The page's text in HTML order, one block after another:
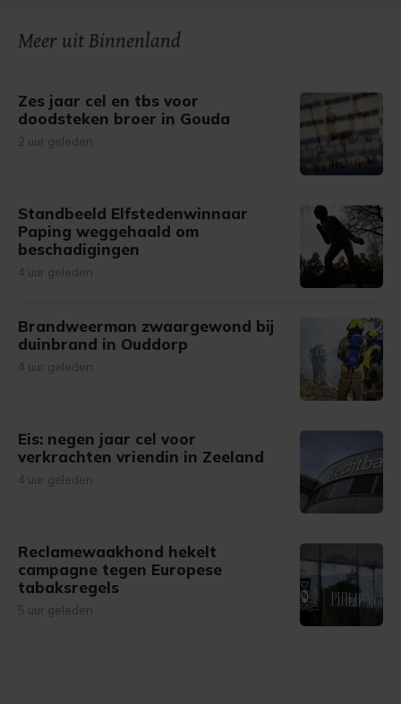
Meer uit Binnenland
Zes jaar cel en tbs voor
doodsteken broer in Gouda
2 uur geleden
Standbeeld Elfstedenwinnaar
Paping weggehaald om
beschadigingen
4 uur geleden
Brandweerman zwaargewond bij
duinbrand in Ouddorp
4 uur geleden
Eis: negen jaar cel voor
verkrachten vriendin in Zeeland
4 uur geleden
Reclamewaakhond hekelt
campagne tegen Europese
tabaksregels
5 uur geleden